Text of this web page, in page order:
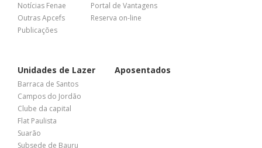
Notícias Fenae
Outras Apcefs
Publicações
Portal de Vantagens
Reserva on-line
Unidades de Lazer
Barraca de Santos
Campos do Jordão
Clube da capital
Flat Paulista
Suarão
Subsede de Bauru
Aposentados